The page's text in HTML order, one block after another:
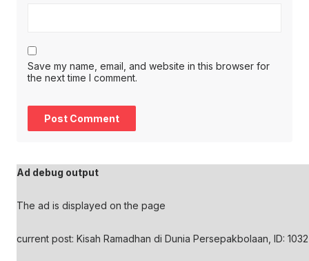
Save my name, email, and website in this browser for
the next time I comment.
Ad debug output
The ad is displayed on the page
current post: Kisah Ramadhan di Dunia Persepakbolaan, ID: 1032